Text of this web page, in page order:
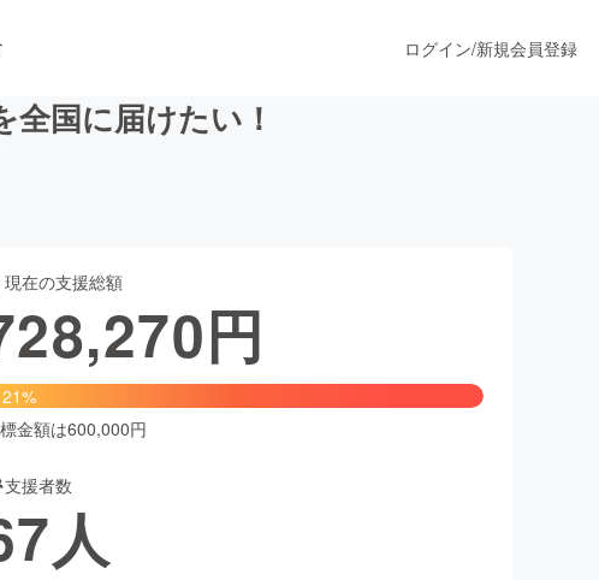
ス
ファッション
スケア
ログイン/新規会員登録
全国に届けたい！
現在の支援総額
円
金額は600,000円
支援者数
人